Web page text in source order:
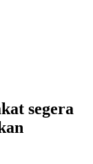
segera